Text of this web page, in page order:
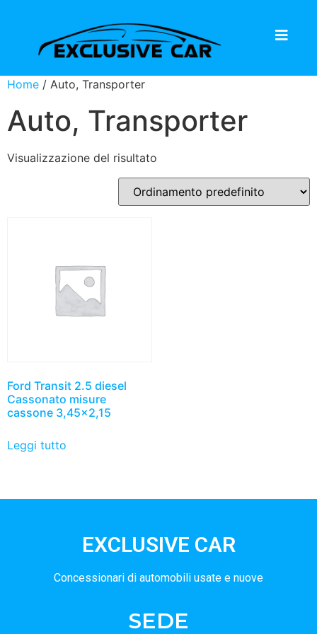
Home / Auto, Transporter
Auto, Transporter
Visualizzazione del risultato
Ford Transit 2.5 diesel
Cassonato misure
cassone 3,45×2,15
Leggi tutto
EXCLUSIVE CAR
Concessionari di automobili usate e nuove
SEDE